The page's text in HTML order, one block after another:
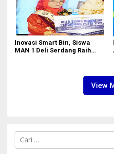
Inovasi Smart Bin, Siswa
MAN 1 Deli Serdang Raih
View
C